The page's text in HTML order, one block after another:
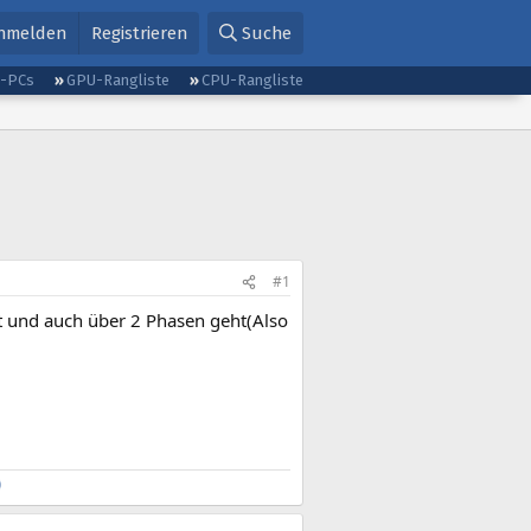
Registrieren Suche
PCs GPU-Rangliste
CPU-Rangliste
#1
auch über 2 Phasen geht(Also